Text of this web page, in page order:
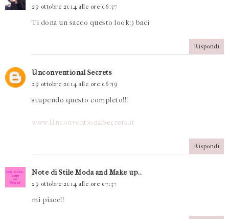
29 ottobre 2014 alle ore 06:37
Ti dona un sacco questo look:) baci
Rispondi
Unconventional Secrets
29 ottobre 2014 alle ore 06:59
stupendo questo completo!!!
www.UnconventionalSecrets.it
Rispondi
Note di Stile Moda and Make up..
29 ottobre 2014 alle ore 07:37
mi piace!!